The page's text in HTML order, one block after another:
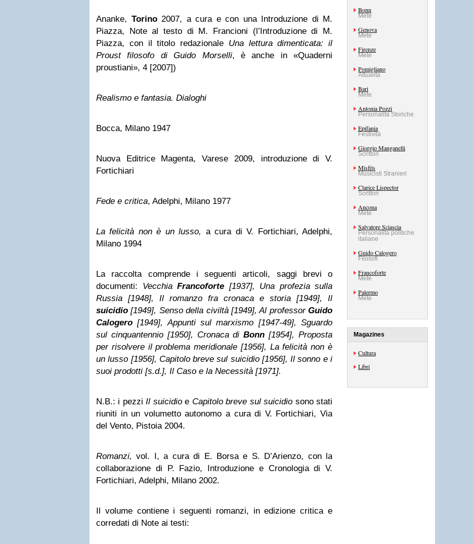
Ananke, Torino2007, a cura e con una Introduzione di M.
Piazza, Note al testo di M. Francioni (l’Introduzione di M.
Piazza, con il titolo redazionale Una lettura dimenticata: il
Proust filosofo di Guido Morselli, è anche in «Quaderni
proustiani», 4 [2007])
Realismo e fantasia. Dialoghi
Bocca, Milano 1947
Nuova Editrice Magenta, Varese 2009, introduzione di V.
Fortichiari
Fede e critica, Adelphi, Milano 1977
La felicità non è un lusso, a cura di V. Fortichiari, Adelphi,
Milano 1994
La raccolta comprende i seguenti articoli, saggi brevi o
documenti: Vecchia Francoforte [1937], Una profezia sulla
Russia [1948], Il romanzo fra cronaca e storia [1949], Il
suicidio [1949], Senso della civiltà [1949], Al professor Guido
Calogero [1949], Appunti sul marxismo [1947-49], Sguardo
sul cinquantennio [1950], Cronaca diBonn [1954], Proposta
per risolvere il problema meridionale [1956], La felicità non è
un lusso [1956], Capitolo breve sul suicidio [1956], Il sonno e i
suoi prodotti [s.d.], Il Caso e la Necessità [1971].
N.B.: i pezziIl suicidioe Capitolo breve sul suicidio sono stati
riuniti in un volumetto autonomo a cura di V. Fortichiari, Via
del Vento, Pistoia 2004.
Romanzi,vol. I, a cura di E. Borsa e S. D’Arienzo, con la
collaborazione di P. Fazio, Introduzione e Cronologia di V.
Fortichiari, Adelphi, Milano 2002.
Il volume contiene i seguenti romanzi, in edizione critica e
corredati di Note ai testi:
Bonn
Mete
Genova
Mete
Firenze
Mete
Pomigliano
Attualità
Bari
Mete
Antonia Pozzi
Personalità Storiche
Epifania
Festività
Giorgio Manganelli
Scrittori
Misfits
Musicisti Stranieri
Clarice Lispector
Scrittori
Ancona
Mete
Salvatore Sciascia
Personalità politiche
italiane
Guido Calogero
Filosofi
Francoforte
Mete
Palermo
Mete
Magazines
Cultura
Libri